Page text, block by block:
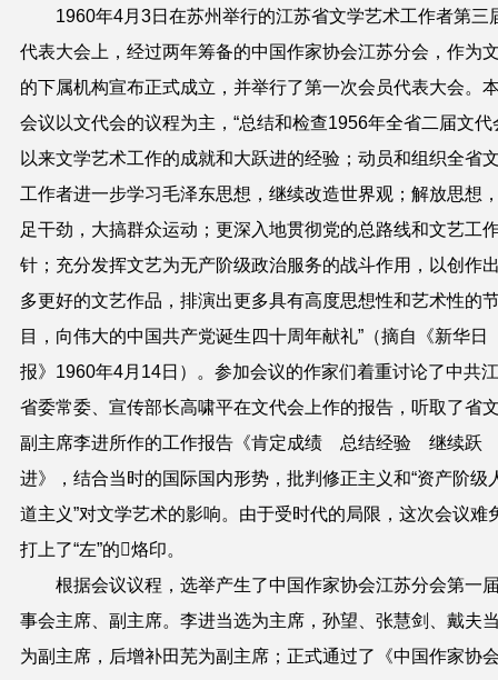
1960年4月3日在苏州举行的江苏省文学艺术工作者第三
代表大会上，经过两年筹备的中国作家协会江苏分会，作为
的下属机构宣布正式成立，并举行了第一次会员代表大会。
会议以文代会的议程为主，“总结和检查1956年全省二届文代
以来文学艺术工作的成就和大跃进的经验；动员和组织全省
工作者进一步学习毛泽东思想，继续改造世界观；解放思想
足干劲，大搞群众运动；更深入地贯彻党的总路线和文艺工
针；充分发挥文艺为无产阶级政治服务的战斗作用，以创作
多更好的文艺作品，排演出更多具有高度思想性和艺术性的
目，向伟大的中国共产党诞生四十周年献礼”（摘自《新华日
报》1960年4月14日）。参加会议的作家们着重讨论了中共
省委常委、宣传部长高啸平在文代会上作的报告，听取了省
副主席李进所作的工作报告《肯定成绩 总结经验 继续跃
进》，结合当时的国际国内形势，批判修正主义和“资产阶级
道主义”对文学艺术的影响。由于受时代的局限，这次会议难
打上了“左”的烙印。
根据会议议程，选举产生了中国作家协会江苏分会第一
事会主席、副主席。李进当选为主席，孙望、张慧剑、戴夫
为副主席，后增补田芜为副主席；正式通过了《中国作家协